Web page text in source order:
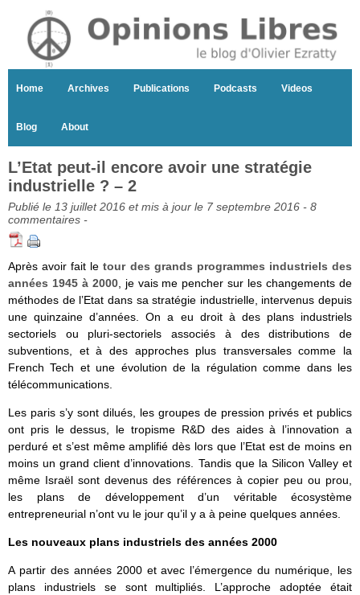
Home Archives Publications Podcasts Videos
Blog About
L’Etat peut-il encore avoir une stratégie
industrielle ? – 2
Publié le 13 juillet 2016 et mis à jour le 7 septembre 2016 - 8
commentaires -
Après avoir fait letour des grands programmes industriels des
années 1945 à 2000, je vais me pencher sur les changements de
méthodes de l’Etat dans sa stratégie industrielle, intervenus depuis
une quinzaine d’années. On a eu droit à des plans industriels
sectoriels ou pluri-sectoriels associés à des distributions de
subventions, et à des approches plus transversales comme la
French Tech et une évolution de la régulation comme dans les
télécommunications.
Les paris s’y sont dilués, les groupes de pression privés et publics
ont pris le dessus, le tropisme R&D des aides à l’innovation a
perduré et s’est même amplifié dès lors que l’Etat est de moins en
moins un grand client d’innovations. Tandis que la Silicon Valley et
même Israël sont devenus des références à copier peu ou prou,
les plans de développement d’un véritable écosystème
entrepreneurial n’ont vu le jour qu’il y a à peine quelques années.
Les nouveaux plans industriels des années 2000
A partir des années 2000 et avec l’émergence du numérique, les
plans industriels se sont multipliés. L’approche adoptée était